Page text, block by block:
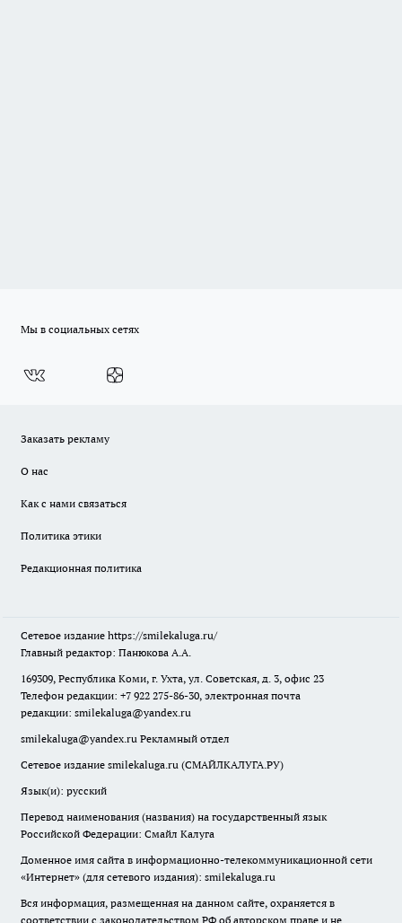
Мы в социальных сетях
Заказать рекламу
О нас
Как с нами связаться
Политика этики
Редакционная политика
Сетевое издание https://smilekaluga.ru/
Главный редактор: Панюкова А.А.
169309, Республика Коми, г. Ухта, ул. Советская, д. 3, офис 23
Телефон редакции: +7 922 275-86-30, электронная почта
редакции: smilekaluga@yandex.ru
smilekaluga@yandex.ru Рекламный отдел
Сетевое издание smilekaluga.ru (СМАЙЛКАЛУГА.РУ)
Язык(и): русский
Перевод наименования (названия) на государственный язык
Российской Федерации: Смайл Калуга
Доменное имя сайта в информационно-телекоммуникационной сети
«Интернет» (для сетевого издания): smilekaluga.ru
Вся информация, размещенная на данном сайте, охраняется в
соответствии с законодательством РФ об авторском праве и не